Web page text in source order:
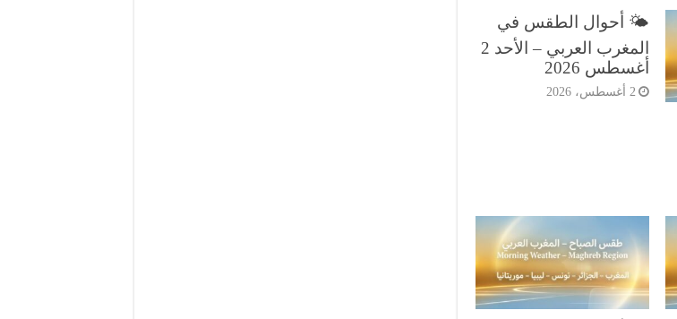
🌤️ أحوال الطقس في
المغرب العربي – الأحد 2
أغسطس 2026
2 أغسطس، 2026